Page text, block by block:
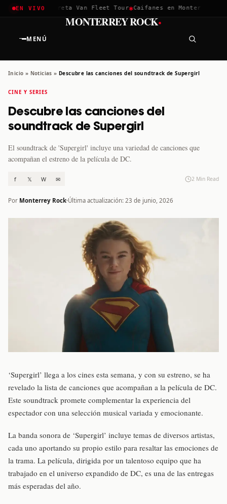
EN VIVO
2026✱ Greta Van Fleet Tour✱ Caifanes en Monterrey · 12
MENÚ
MONTERREY ROCK·
Inicio » Noticias » Descubre las canciones del soundtrack de Supergirl
CINE Y SERIES
Descubre las canciones del
soundtrack de Supergirl
El soundtrack de 'Supergirl' incluye una variedad de canciones que
acompañan el estreno de la película de DC.
f 𝕏 W ✉ 2 Min Read
Por Monterrey Rock Última actualización: 23 de junio, 2026
‘Supergirl’ llega a los cines esta semana, y con su estreno, se ha
revelado la lista de canciones que acompañan a la película de DC.
Este soundtrack promete complementar la experiencia del
espectador con una selección musical variada y emocionante.
La banda sonora de ‘Supergirl’ incluye temas de diversos artistas,
cada uno aportando su propio estilo para resaltar las emociones de
la trama. La película, dirigida por un talentoso equipo que ha
trabajado en el universo expandido de DC, es una de las entregas
más esperadas del año.